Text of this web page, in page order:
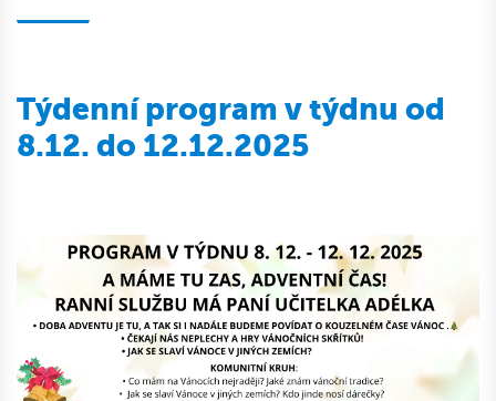
Týdenní program v týdnu od
8.12. do 12.12.2025